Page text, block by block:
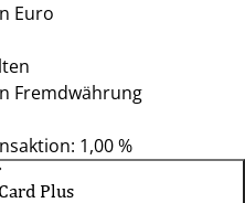
Euro
Fremdwährung
1,00 %
Plus